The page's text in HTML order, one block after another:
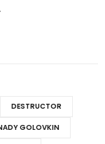
DESTRUCTOR
GOLOVKIN